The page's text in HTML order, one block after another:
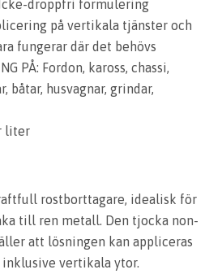
Icke-droppfri formulering
på vertikala tjänster och
fungerar där det behövs
PÅ: Fordon, kaross, chassi,
båtar, husvagnar, grindar,
liter
rostborttagare, idealisk för
till ren metall. Den tjocka non-
att lösningen kan appliceras
vertikala ytor.